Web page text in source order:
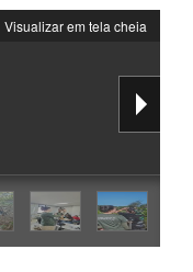
Visualizar em tela cheia